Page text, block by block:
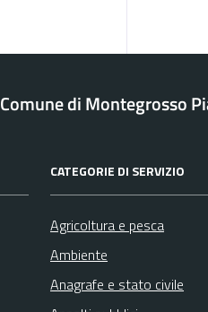
Comune di Montegrosso
CATEGORIE DI SERVIZIO
Agricoltura e pesca
Ambiente
Anagrafe e stato civile